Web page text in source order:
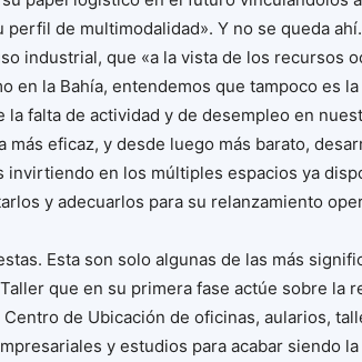
de multimodalidad». Y no se queda
industrial, que «a la vista de los recursos
en la Bahía, entendemos que tampoco es
falta de actividad y de desempleo en
eficaz, y desde luego más barato,
invirtiendo en los múltiples espacios ya
y adecuarlos para su relanzamiento
Esta son solo algunas de las más
que en su primera fase actúe sobre la
de Ubicación de oficinas, aularios,
y estudios para acabar siendo